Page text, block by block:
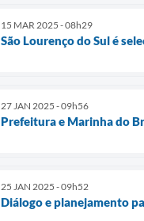
15 MAR 2025 - 08h29
São Lourenço do Sul é
27 JAN 2025 - 09h56
Prefeitura e Marinha do
25 JAN 2025 - 09h52
Diálogo e planejamento